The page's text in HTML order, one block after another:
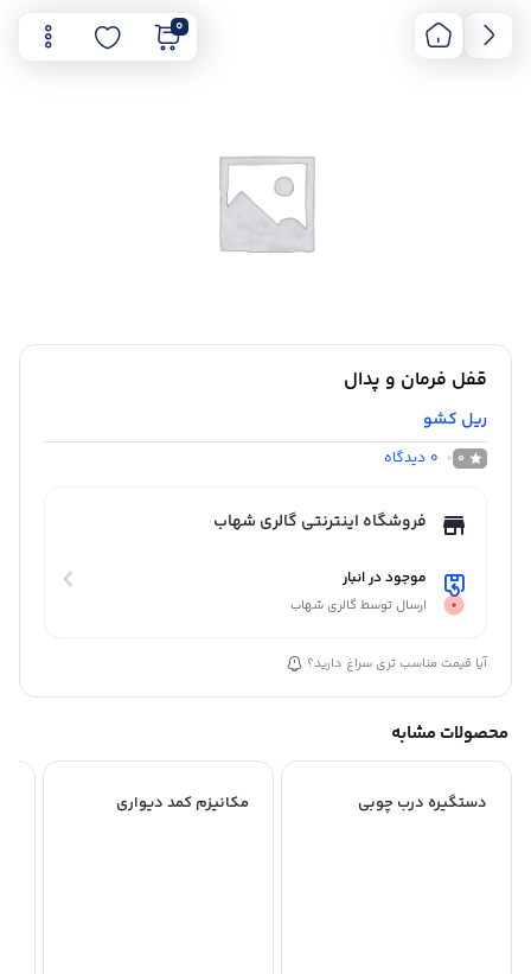
0
قفل فرمان و پدال
ریل کشو
0
0 دیدگاه
فروشگاه اینترنتی گالری شهاب
موجود در انبار
ارسال توسط گالری شهاب
آیا قیمت مناسب تری سراغ دارید؟
محصولات مشابه
دستگیره درب چوبی مکانیزم کمد دیواری